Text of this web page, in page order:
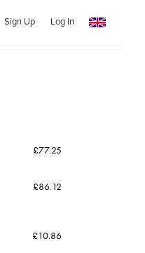
Sign Up Log In
£77.25
£86.12
£10.86